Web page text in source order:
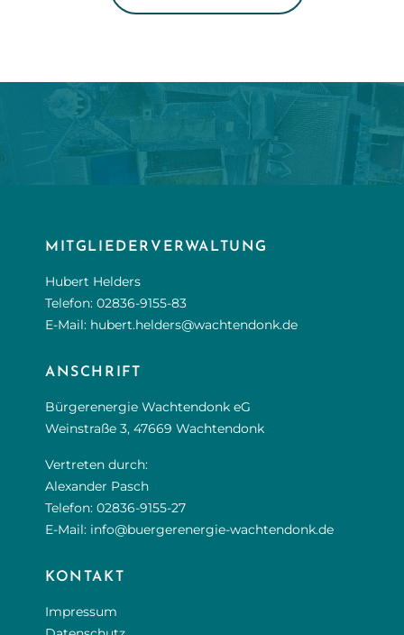
MITGLIEDERVERWALTUNG
Hubert Helders
Telefon: 02836-9155-83
E-Mail: hubert.helders@wachtendonk.de
ANSCHRIFT
Bürgerenergie Wachtendonk eG
Weinstraße 3, 47669 Wachtendonk
Vertreten durch:
Alexander Pasch
Telefon: 02836-9155-27
E-Mail: info@buergerenergie-wachtendonk.de
KONTAKT
Impressum